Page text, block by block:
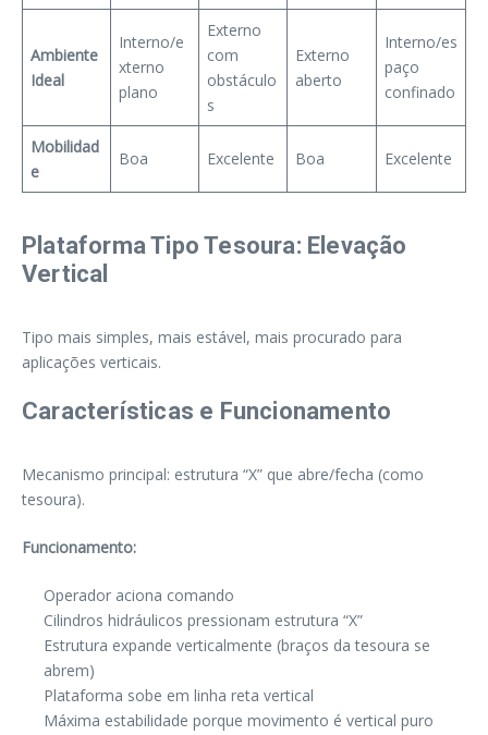
Ambiente
Ideal
Interno/e
xterno
plano
Externo
com
obstáculo
s
Externo
aberto
Interno/es
paço
confinado
Mobilidad
e
Boa Excelente Boa Excelente
Plataforma Tipo Tesoura: Elevação
Vertical
Tipo mais simples, mais estável, mais procurado para
aplicações verticais.
Características e Funcionamento
Mecanismo principal: estrutura “X” que abre/fecha (como
tesoura).
Funcionamento:
Operador aciona comando
Cilindros hidráulicos pressionam estrutura “X”
Estrutura expande verticalmente (braços da tesoura se
abrem)
Plataforma sobe em linha reta vertical
Máxima estabilidade porque movimento é vertical puro